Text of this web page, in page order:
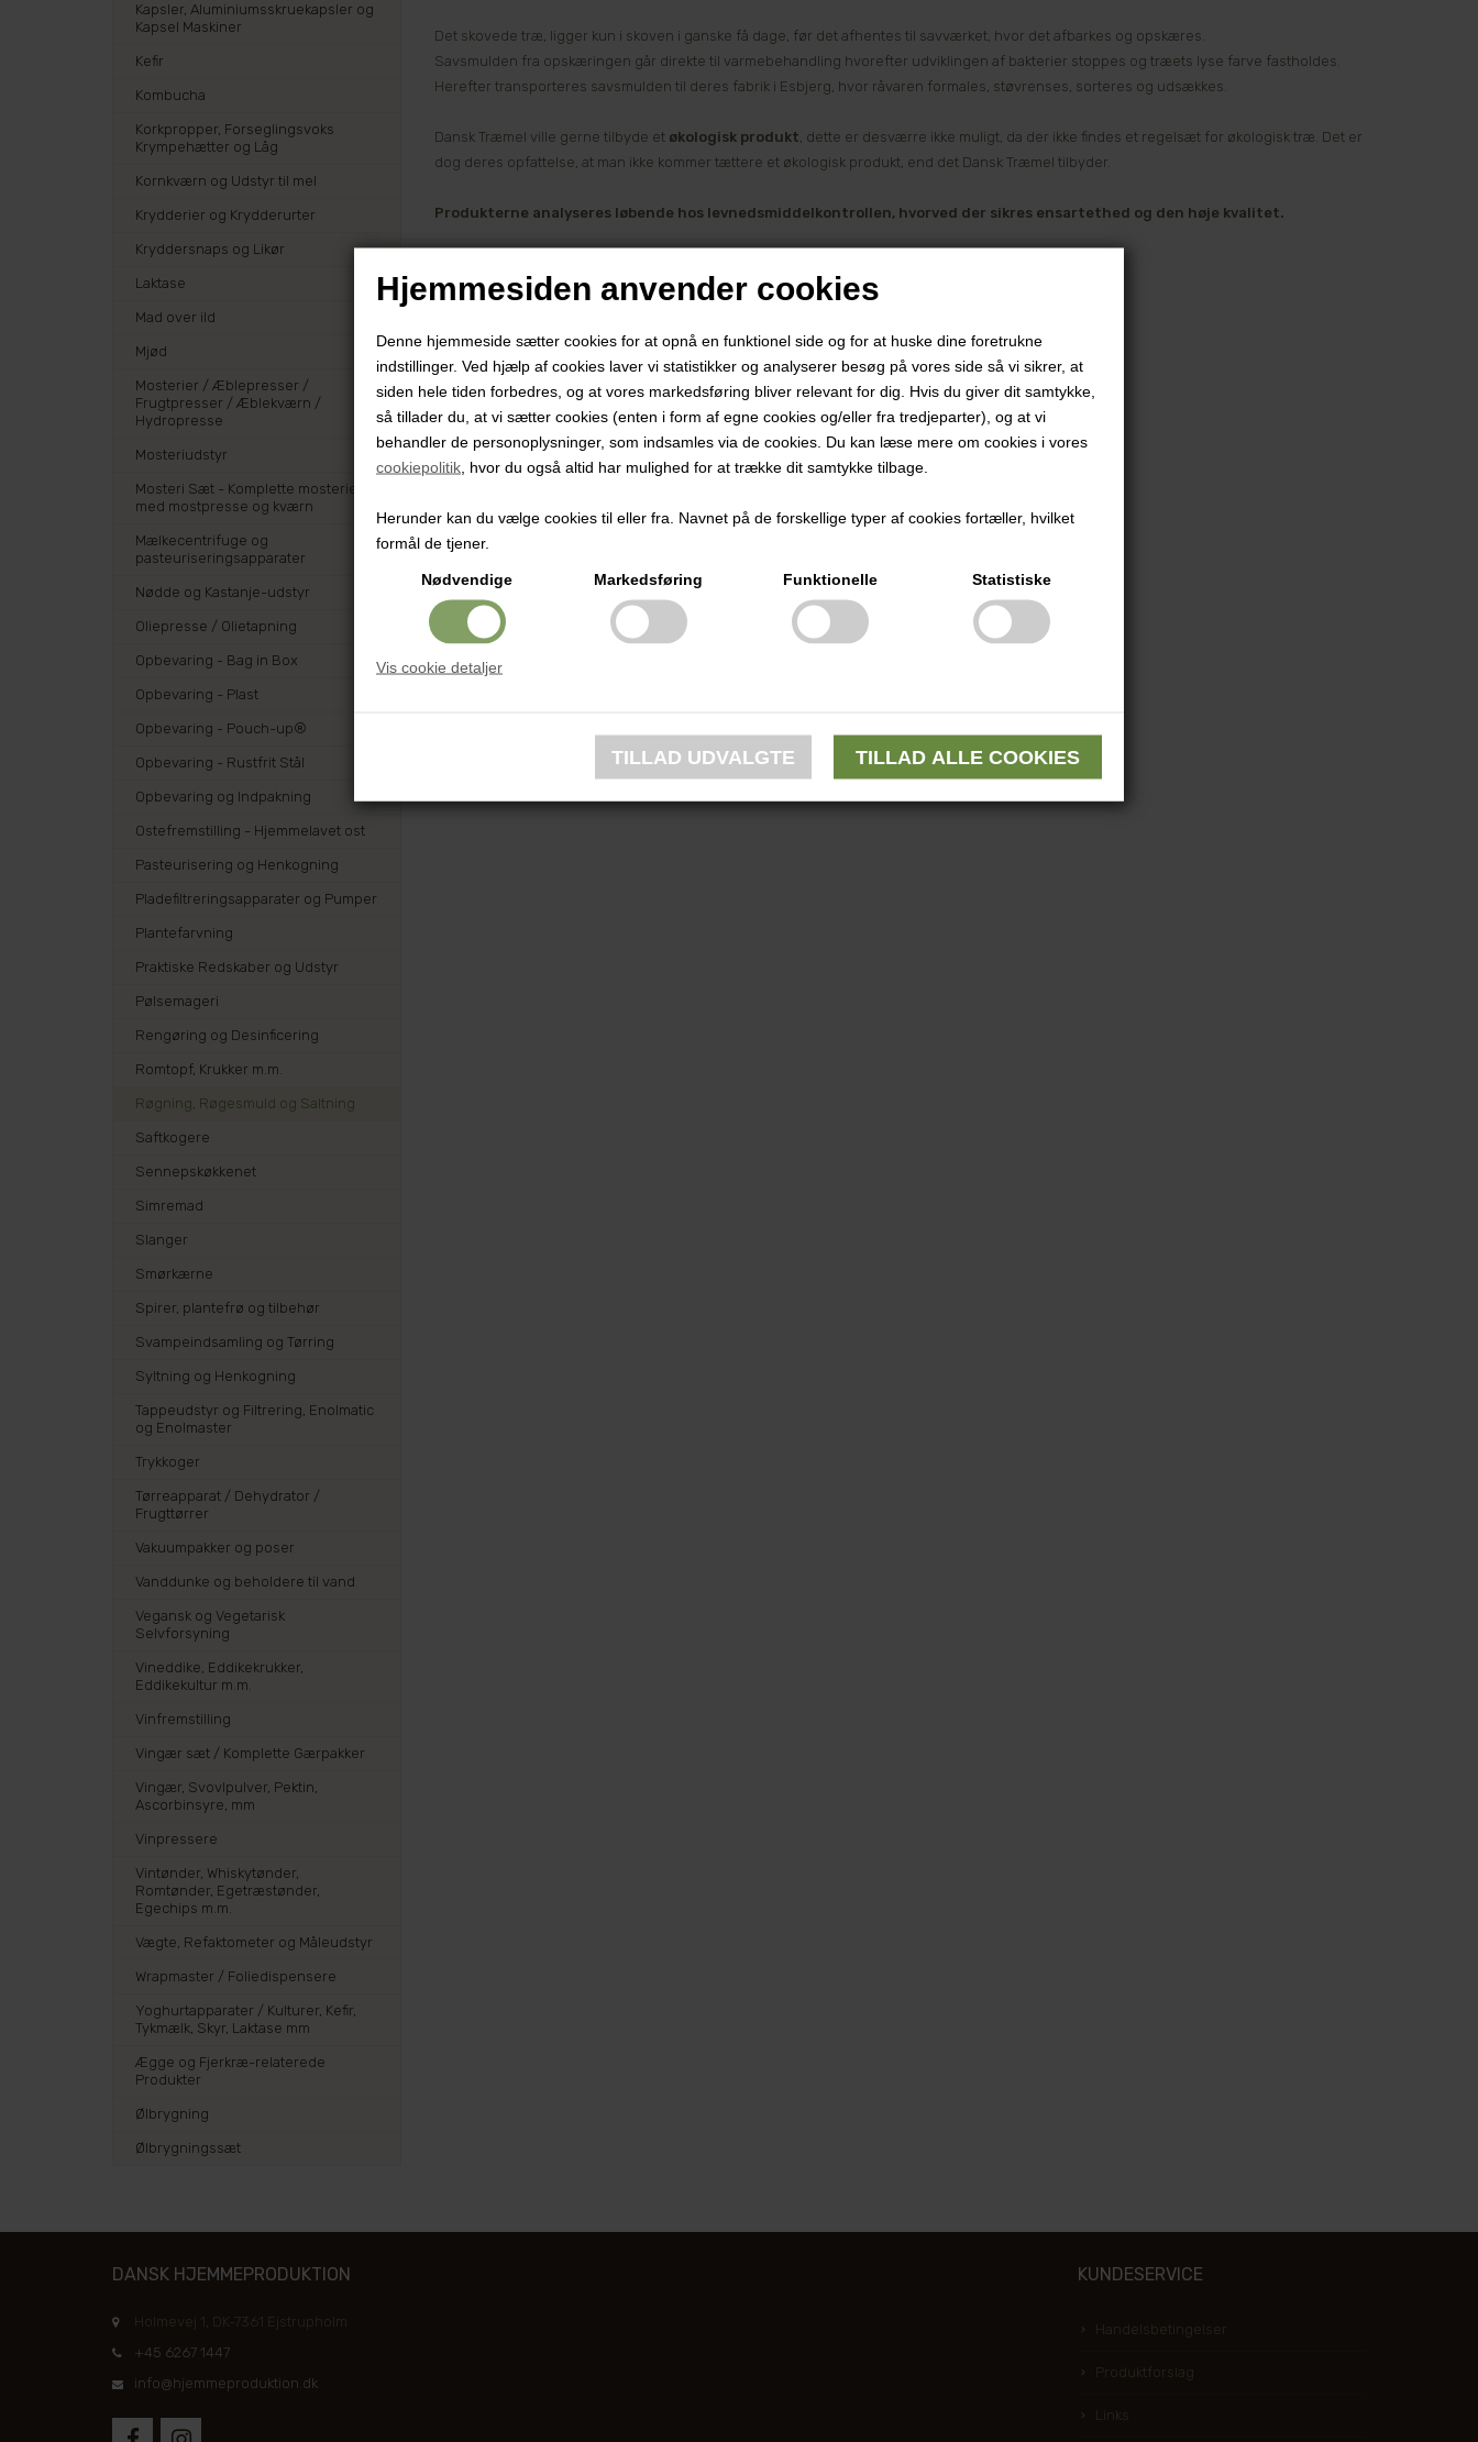
Hjemmesiden anvender cookies
Denne hjemmeside sætter cookies for at opnå en funktionel side og for at huske dine foretrukne
indstillinger. Ved hjælp af cookies laver vi statistikker og analyserer besøg på vores side så vi sikrer, at
siden hele tiden forbedres, og at vores markedsføring bliver relevant for dig. Hvis du giver dit samtykke,
så tillader du, at vi sætter cookies (enten i form af egne cookies og/eller fra tredjeparter), og at vi
behandler de personoplysninger, som indsamles via de cookies. Du kan læse mere om cookies i vores
cookiepolitik , hvor du også altid har mulighed for at trække dit samtykke tilbage.
Herunder kan du vælge cookies til eller fra. Navnet på de forskellige typer af cookies fortæller, hvilket
formål de tjener.
Nødvendige Markedsføring Funktionelle Statistiske
Vis cookie detaljer
Det skovede træ, ligger kun i skoven i ganske få dage, før det afhentes til savværket, hvor det afbarkes og opskæres.
Savsmulden fra opskæringen går direkte til varmebehandling hvorefter udviklingen af bakterier stoppes og træets lyse farve fastholdes.
Herefter transporteres savsmulden til deres fabrik i Esbjerg, hvor råvaren formales, støvrenses, sorteres og udsækkes.
Dansk Træmel ville gerne tilbyde et økologisk produkt, dette er desværre ikke muligt, da der ikke findes et regelsæt for økologisk træ. Det er
dog deres opfattelse, at man ikke kommer tættere et økologisk produkt, end det Dansk Træmel tilbyder.
Produkterne analyseres løbende hos levnedsmiddelkontrollen, hvorved der sikres ensartethed og den høje kvalitet.
Kapsler, Aluminiumsskruekapsler og
Kapsel Maskiner
Kefir
Kombucha
Korkpropper, Forseglingsvoks
Krympehætter og Låg
Kornkværn og Udstyr til mel
Krydderier og Krydderurter
Kryddersnaps og Likør
Laktase
Mad over ild
Mjød
Mosterier / Æblepresser /
Frugtpresser / Æblekværn /
Hydropresse
Mosteriudstyr
Mosteri Sæt - Komplette mosterier
med mostpresse og kværn
Mælkecentrifuge og
pasteuriseringsapparater
Nødde og Kastanje-udstyr
Oliepresse / Olietapning
Opbevaring - Bag in Box
Opbevaring - Plast
Opbevaring - Pouch-up®
Opbevaring - Rustfrit Stål
Opbevaring og Indpakning
Ostefremstilling - Hjemmelavet ost
Pasteurisering og Henkogning
Pladefiltreringsapparater og Pumper
Plantefarvning
Praktiske Redskaber og Udstyr
Pølsemageri
Rengøring og Desinficering
Romtopf, Krukker m.m.
Røgning, Røgesmuld og Saltning
Saftkogere
Sennepskøkkenet
Simremad
Slanger
Smørkærne
Spirer, plantefrø og tilbehør
Svampeindsamling og Tørring
Syltning og Henkogning
Tappeudstyr og Filtrering, Enolmatic
og Enolmaster
Trykkoger
Tørreapparat / Dehydrator /
Frugttørrer
Vakuumpakker og poser
Vanddunke og beholdere til vand
Vegansk og Vegetarisk
Selvforsyning
Vineddike, Eddikekrukker,
Eddikekultur m.m.
Vinfremstilling
Vingær sæt / Komplette Gærpakker
Vingær, Svovlpulver, Pektin,
Ascorbinsyre, mm
Vinpressere
Vintønder, Whiskytønder,
Romtønder, Egetræstønder,
Egechips m.m.
Vægte, Refaktometer og Måleudstyr
Wrapmaster / Foliedispensere
Yoghurtapparater / Kulturer, Kefir,
Tykmælk, Skyr, Laktase mm
Ægge og Fjerkræ-relaterede
Produkter
Ølbrygning
Ølbrygningssæt
DANSK HJEMMEPRODUKTION
Holmevej 1, DK-7361 Ejstrupholm
+45 6267 1447
info@hjemmeproduktion.dk
KUNDESERVICE
Handelsbetingelser
Produktforslag